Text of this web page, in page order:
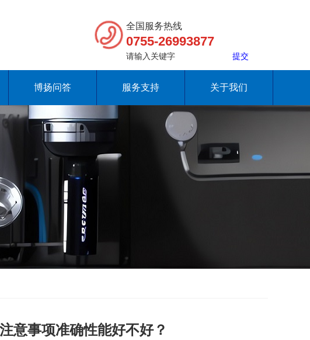
全国服务热线
0755-26993877
博扬问答 服务支持 关于我们
意事项准确性能好不好？